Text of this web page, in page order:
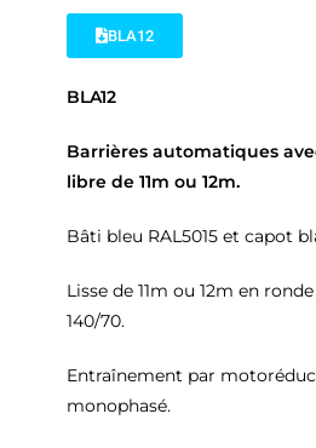
BLA12
BLA12
Barrières automatiques
libre de 11m ou 12m.
Bâti bleu RAL5015 et capot
Lisse de 11m ou 12m en
140/70.
Entraînement par
monophasé.